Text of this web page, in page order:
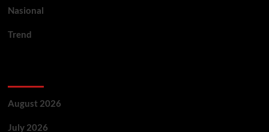
Nasional
Trend
August 2026
July 2026